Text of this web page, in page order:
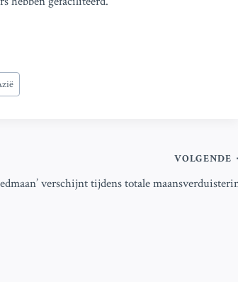
VOLGENDE
verschijnt tijdens totale